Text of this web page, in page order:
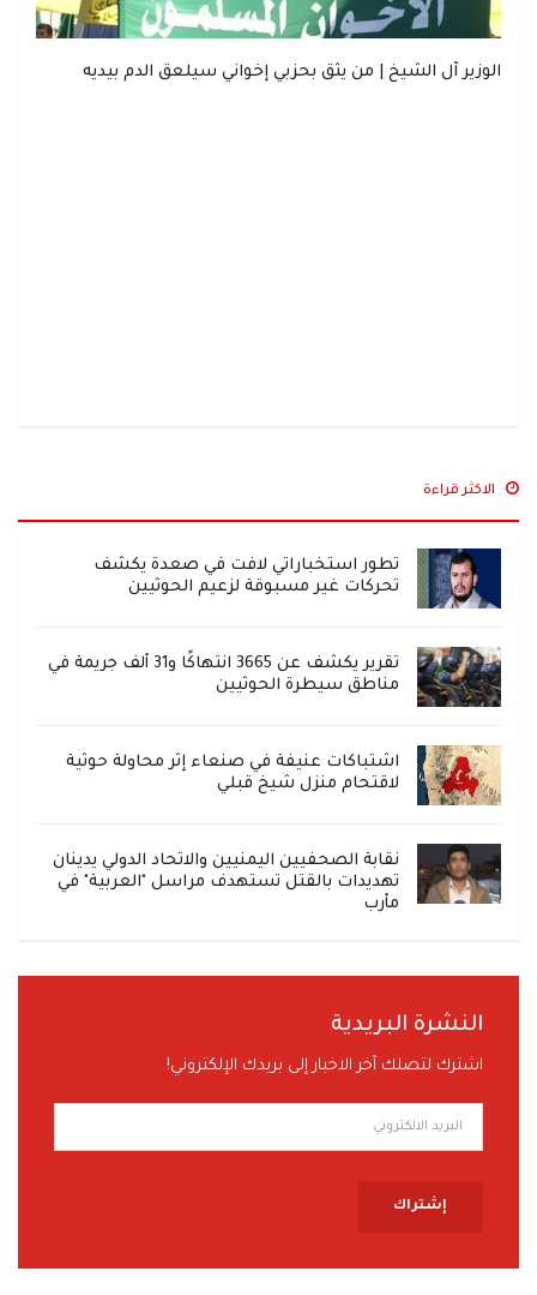
الوزير آل الشيخ | من يثق بحزبي إخواني سيلعق الدم بيديه
الاكثر قراءة
تطور استخباراتي لافت في صعدة يكشف
تحركات غير مسبوقة لزعيم الحوثيين
تقرير يكشف عن 3665 انتهاكًا و31 ألف جريمة في
مناطق سيطرة الحوثيين
اشتباكات عنيفة في صنعاء إثر محاولة حوثية
لاقتحام منزل شيخ قبلي
نقابة الصحفيين اليمنيين والاتحاد الدولي يدينان
تهديدات بالقتل تستهدف مراسل "العربية" في
مأرب
النشرة البريدية
اشترك لتصلك آخر الاخبار إلى بريدك الإلكتروني!
إشتراك